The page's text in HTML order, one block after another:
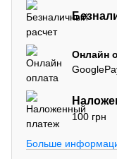
Онлайн
100 грн
Больше